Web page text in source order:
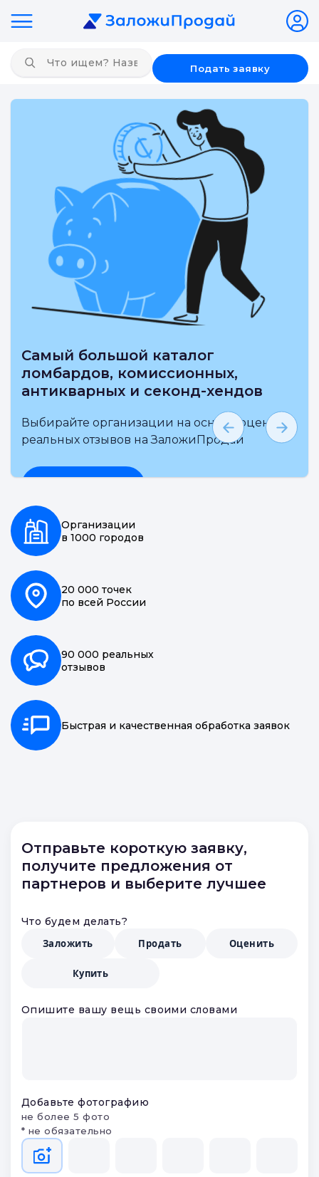
Подать заявку
Самый большой каталог
ломбардов, комиссионных,
антикварных и секонд-хендов
Выбирайте организации на основе оценки и
реальных отзывов на ЗаложиПродай
Организации
в 1000 городов
20 000 точек
по всей России
90 000 реальных
отзывов
Быстрая и качественная обработка заявок
Отправьте короткую заявку,
получите предложения от
партнеров и выберите лучшее
Что будем делать?
Заложить
Продать Оценить
Купить
Опишите вашу вещь своими словами
Добавьте фотографию
не более 5 фото
* не обязательно